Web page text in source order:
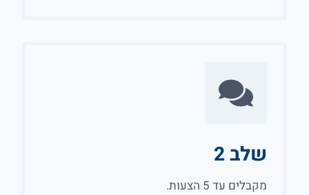
שלב 2
מקבלים עד 5 הצעות.